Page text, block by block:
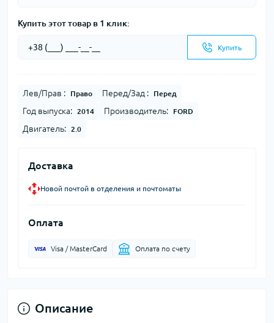
Купить этот товар в 1 клик:
Купить
Лев/Прав : Право Перед/Зад : Перед
Год выпуска: 2014 Производитель: FORD
Двигатель: 2.0
Доставка
Новой почтой в отделения и почтоматы
Оплата
Visa / MasterCard Оплата по счету
Описание